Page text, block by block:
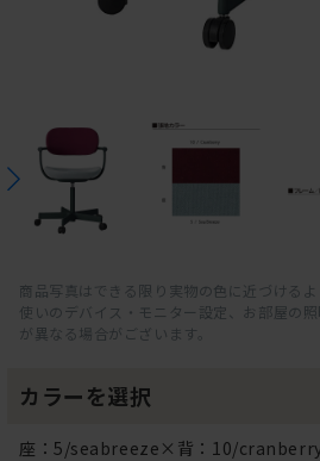
商品写真はできる限り実物の色に近づける
使いのデバイス・モニター設定、お部屋の
が異なる場合がございます。
カラーを選択
座：5/seabreeze×背：10/